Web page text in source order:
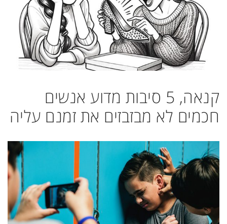
קנאה, 5 סיבות מדוע אנשים
חכמים לא מבזבזים את זמנם עליה